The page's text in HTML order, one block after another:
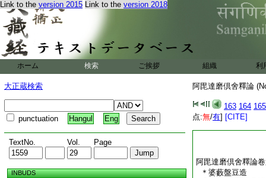
Link to the version 2015 Link to the version 2018
ホーム 検索 ご挨拶 組織 利
大正蔵検索
punctuation Hangul Eng
TextNo. Vol. Page
INBUDS
阿毘達磨倶舍釋論
163 164 165
点:無/有] [CITE]
此説爲顯成就衆生
六種觸入故。若不
若汝言心法即是心
依心生。由此經言
界非微聚成。偈曰
阿毘達磨倶舍釋論
阿毘達磨倶舍釋論
＊婆藪盤豆造